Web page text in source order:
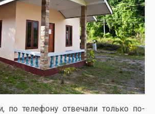
по телефону отвечали только по-